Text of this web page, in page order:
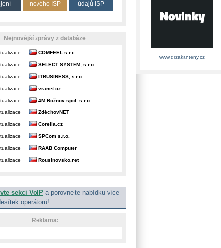
nového ISP
údajů ISP
Nejnovější zprávy z databáze
COMFEEL s.r.o.
SELECT SYSTEM, s.r.o.
ITBUSINESS, s.r.o.
vranet.cz
4M Rožnov spol. s r.o.
ZděchovNET
Corelia.cz
SPCom s.r.o.
RAAB Computer
Rousinovsko.net
sekci VoIP a porovnejte nabídku více
operátorů!
Reklama:
www.drzakanteny.cz